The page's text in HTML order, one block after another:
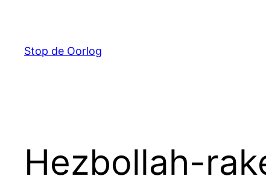
Stop de Oorlog
Hezbollah-